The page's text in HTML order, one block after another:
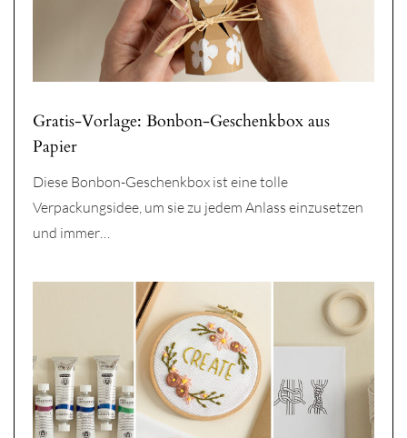
Gratis-Vorlage: Bonbon-Geschenkbox aus
Papier
Diese Bonbon-Geschenkbox ist eine tolle
Verpackungsidee, um sie zu jedem Anlass einzusetzen
und immer…